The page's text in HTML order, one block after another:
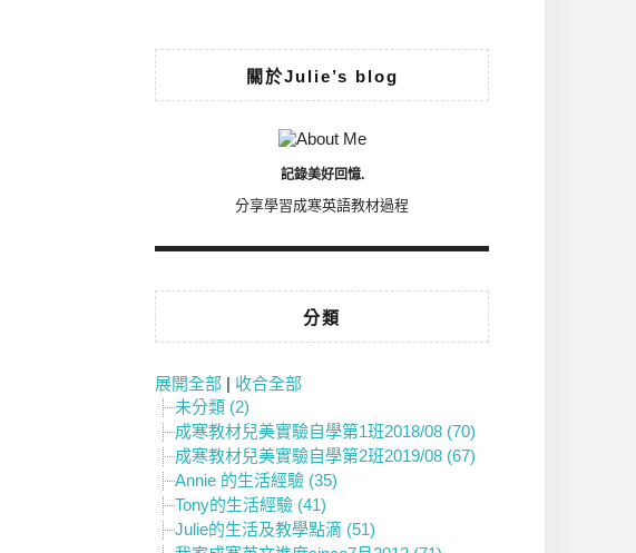
關於Julie’s blog
記錄美好回憶.
分享學習成寒英語教材過程
分類
展開全部 | 收合全部
未分類 (2)
成寒教材兒美實驗自學第1班2018/08 (70)
成寒教材兒美實驗自學第2班2019/08 (67)
Annie 的生活經驗 (35)
Tony的生活經驗 (41)
Julie的生活及教學點滴 (51)